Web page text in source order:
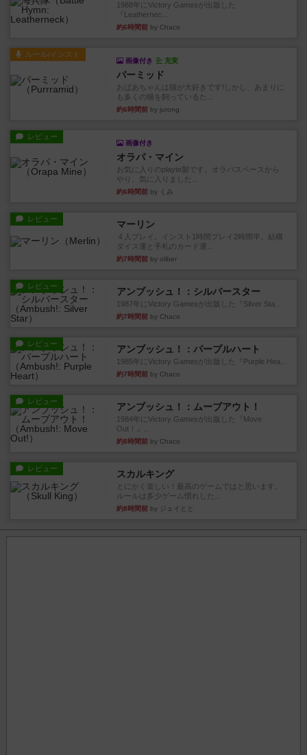
1988年にVictory Gamesが出版した
『Leathernec...
約6時間前 by Chaco
ルール/インスト
画像付き 充実
パーミッド
おばあちゃんは猫が大好きです!しかし、あまりに
も多くの猫を飼っているた...
約6時間前 by jurong
レビュー
画像付き
オラパ・マイン
お気に入りのplayte製です。オラパスペースから
やり、気に入りました...
約6時間前 by くみ
レビュー マーリン
４人プレイ。インスト1時間プレイ2時間半。結構
ダイス運と手札のカード運...
約7時間前 by oliber
レビュー アンブッシュ！：シルバースター
1987年にVictory Gamesが出版した『Silver Sta...
約7時間前 by Chaco
レビュー アンブッシュ！：パープルハート
1985年にVictory Gamesが出版した『Purple Hea...
約7時間前 by Chaco
レビュー アンブッシュ！：ムーブアウト！
1984年にVictory Gamesが出版した『Move
Out！』...
約8時間前 by Chaco
レビュー スカルキング
とにかく楽しい！最高のゲームではと思います。
ルールは多少ゲーム慣れした...
約8時間前 by ジェイとと